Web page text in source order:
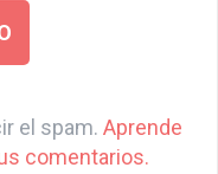
el spam. Aprende
comentarios.